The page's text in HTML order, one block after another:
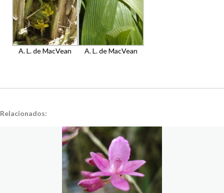
A. L. de MacVean A. L. de MacVean
Relacionados: